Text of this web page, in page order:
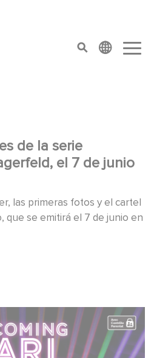
top menu
de la serie
el 7 de junio
las primeras fotos y el cartel
que se emitirá el 7 de junio en